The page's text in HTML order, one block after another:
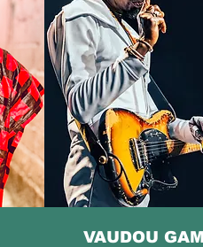
EN SAVOIR PLUS
VAUDOU